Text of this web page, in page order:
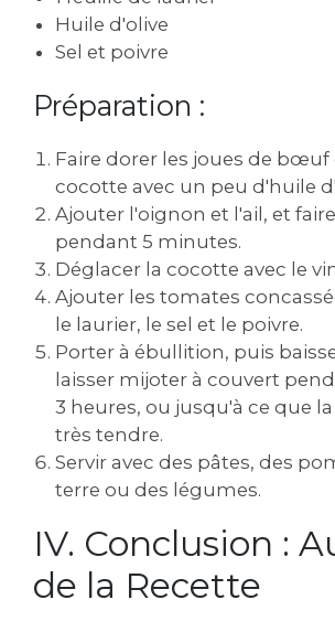
Huile d'olive
Sel et poivre
Préparation :
Faire dorer les joues de bœuf
cocotte avec un peu d'huile
Ajouter l'oignon et l'ail, et
pendant 5 minutes.
Déglacer la cocotte avec le
Ajouter les tomates
le laurier, le sel et le poivre.
Porter à ébullition, puis
laisser mijoter à couvert
3 heures, ou jusqu'à ce que
très tendre.
Servir avec des pâtes, des
terre ou des légumes.
IV. Conclusion :
de la Recette